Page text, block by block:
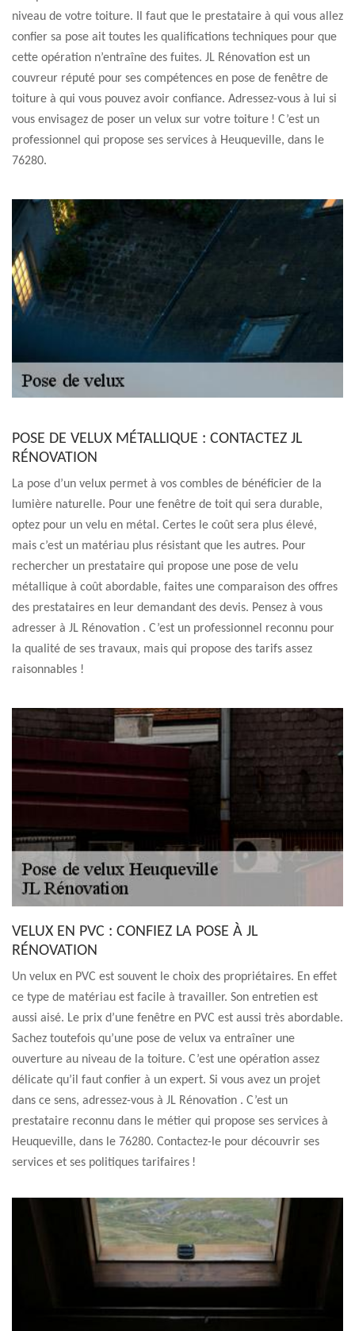
niveau de votre toiture. Il faut que le prestataire à qui vous allez
confier sa pose ait toutes les qualifications techniques pour que
cette opération n’entraîne des fuites. JL Rénovation est un
couvreur réputé pour ses compétences en pose de fenêtre de
toiture à qui vous pouvez avoir confiance. Adressez-vous à lui si
vous envisagez de poser un velux sur votre toiture ! C’est un
professionnel qui propose ses services à Heuqueville, dans le
76280.
POSE DE VELUX MÉTALLIQUE : CONTACTEZ JL
RÉNOVATION
La pose d’un velux permet à vos combles de bénéficier de la
lumière naturelle. Pour une fenêtre de toit qui sera durable,
optez pour un velu en métal. Certes le coût sera plus élevé,
mais c’est un matériau plus résistant que les autres. Pour
rechercher un prestataire qui propose une pose de velu
métallique à coût abordable, faites une comparaison des offres
des prestataires en leur demandant des devis. Pensez à vous
adresser à JL Rénovation . C’est un professionnel reconnu pour
la qualité de ses travaux, mais qui propose des tarifs assez
raisonnables !
VELUX EN PVC : CONFIEZ LA POSE À JL
RÉNOVATION
Un velux en PVC est souvent le choix des propriétaires. En effet
ce type de matériau est facile à travailler. Son entretien est
aussi aisé. Le prix d’une fenêtre en PVC est aussi très abordable.
Sachez toutefois qu’une pose de velux va entraîner une
ouverture au niveau de la toiture. C’est une opération assez
délicate qu’il faut confier à un expert. Si vous avez un projet
dans ce sens, adressez-vous à JL Rénovation . C’est un
prestataire reconnu dans le métier qui propose ses services à
Heuqueville, dans le 76280. Contactez-le pour découvrir ses
services et ses politiques tarifaires !